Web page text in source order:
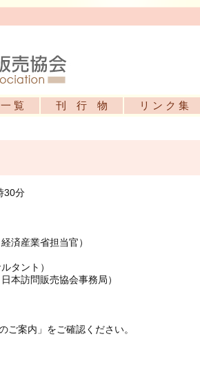
覧 刊 行 物 リ ン ク 集
30分
済産業省担当官）
タント）
本訪問販売協会事務局）
案内」をご確認ください。